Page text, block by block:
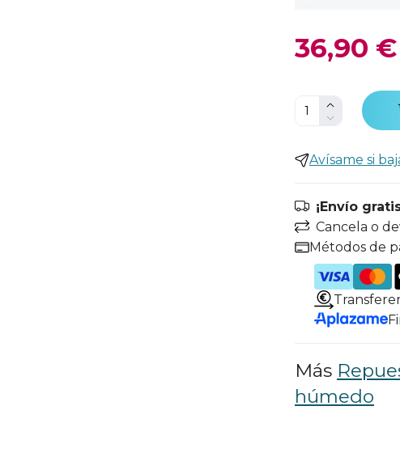
36,90 €
Avísame si
¡Envío
Cancela o
Métodos de
Más
húmedo